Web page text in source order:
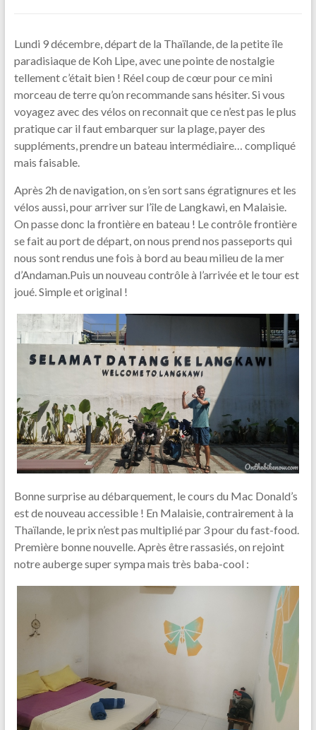
Lundi 9 décembre, départ de la Thaïlande, de la petite île
paradisiaque de Koh Lipe, avec une pointe de nostalgie
tellement c’était bien ! Réel coup de cœur pour ce mini
morceau de terre qu’on recommande sans hésiter. Si vous
voyagez avec des vélos on reconnait que ce n’est pas le plus
pratique car il faut embarquer sur la plage, payer des
suppléments, prendre un bateau intermédiaire… compliqué
mais faisable.
Après 2h de navigation, on s’en sort sans égratignures et les
vélos aussi, pour arriver sur l’île de Langkawi, en Malaisie.
On passe donc la frontière en bateau ! Le contrôle frontière
se fait au port de départ, on nous prend nos passeports qui
nous sont rendus une fois à bord au beau milieu de la mer
d’Andaman.Puis un nouveau contrôle à l’arrivée et le tour est
joué. Simple et original !
Bonne surprise au débarquement, le cours du Mac Donald’s
est de nouveau accessible ! En Malaisie, contrairement à la
Thaïlande, le prix n’est pas multiplié par 3 pour du fast-food.
Première bonne nouvelle. Après être rassasiés, on rejoint
notre auberge super sympa mais très baba-cool :